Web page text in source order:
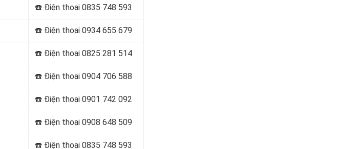
☎️ Điện thoại 0835 748 593
☎️ Điện thoại 0934 655 679
☎️ Điện thoại 0825 281 514
☎️ Điện thoại 0904 706 588
☎️ Điện thoại 0901 742 092
☎️ Điện thoại 0908 648 509
☎️ Điện thoại 0835 748 593